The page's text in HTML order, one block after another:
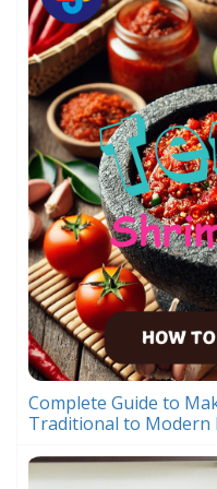
Complete Guide to
Traditional to Modern